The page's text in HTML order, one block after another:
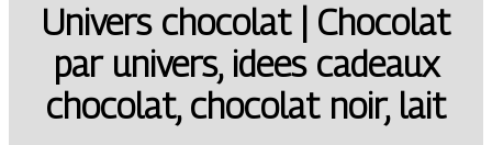
Univers chocolat | Chocolat
par univers, idees cadeaux
chocolat, chocolat noir, lait